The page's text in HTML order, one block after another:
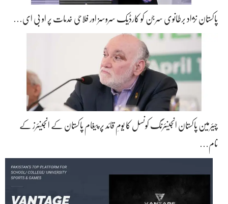
پاکستان نژاد برطانوی سرجن کو کارڈیک سروسز اور فلاحی خدمات پر او بی ای…
چیئرمین پاکستان انجینئرنگ کونسل کا یومِ قائد پر پیغام پاکستان کے انجینئرز کے
نام…